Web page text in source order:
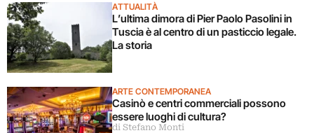
ATTUALITÀ
L’ultima dimora di Pier Paolo Pasolini in
Tuscia è al centro di un pasticcio legale.
La storia
ARTE CONTEMPORANEA
Casinò e centri commerciali possono
essere luoghi di cultura?
di Stefano Monti